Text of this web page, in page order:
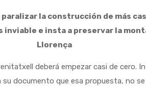
la construcción de más
inviable e insta a preservar la
Llorença
deberá empezar casi de cero.
su documento que esa propuesta, no